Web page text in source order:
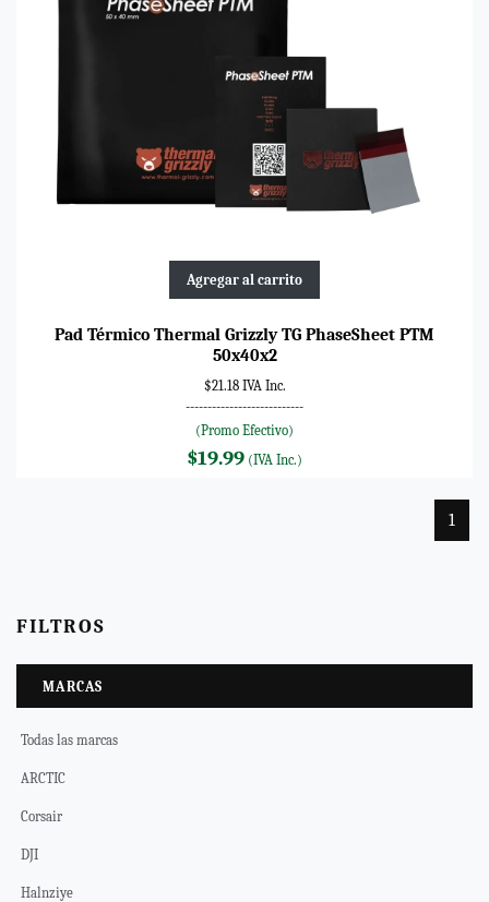
FILTROS
MARCAS
Todas las marcas
ARCTIC
Corsair
DJI
Halnziye
Agregar al carrito
Pad Térmico Thermal Grizzly TG PhaseSheet PTM
50x40x2
$21.18 IVA Inc.
---------------------------
(Promo Efectivo)
$19.99 (IVA Inc.)
1